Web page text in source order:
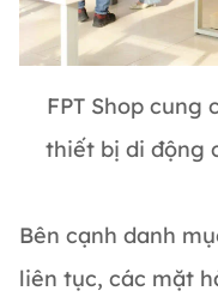
FPT Shop cung
thiết bị di động
Bên cạnh danh
liên tục, các mặt